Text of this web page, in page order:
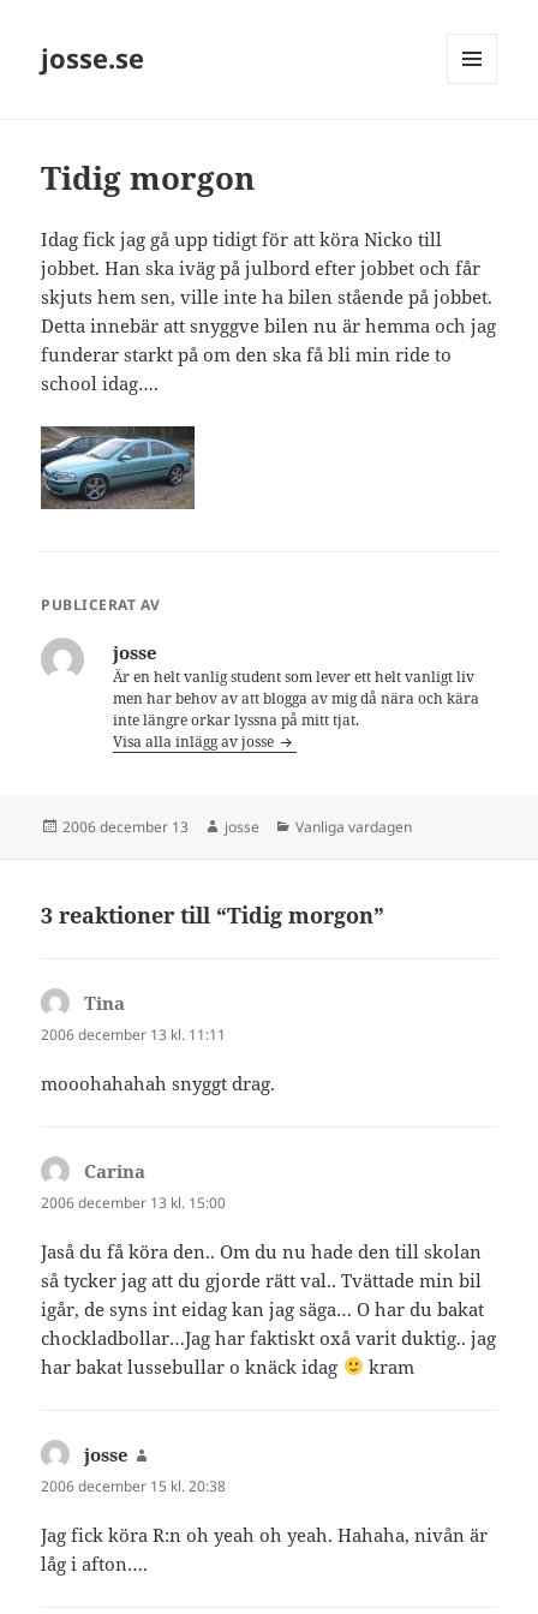
josse.se
Tidig morgon
Idag fick jag gå upp tidigt för att köra Nicko till
jobbet. Han ska iväg på julbord efter jobbet och får
skjuts hem sen, ville inte ha bilen stående på jobbet.
Detta innebär att snyggve bilen nu är hemma och jag
funderar starkt på om den ska få bli min ride to
school idag….
PUBLICERAT AV
josse
Är en helt vanlig student som lever ett helt vanligt liv
men har behov av att blogga av mig då nära och kära
inte längre orkar lyssna på mitt tjat.
Visa alla inlägg av josse
Postat
2006 december 13 Författare
josse Kategorier
Vanliga vardagen
3 reaktioner till “Tidig morgon”
Tina
2006 december 13 kl. 11:11
mooohahahah snyggt drag.
Carina
2006 december 13 kl. 15:00
Jaså du få köra den.. Om du nu hade den till skolan
så tycker jag att du gjorde rätt val.. Tvättade min bil
igår, de syns int eidag kan jag säga… O har du bakat
chockladbollar…Jag har faktiskt oxå varit duktig.. jag
har bakat lussebullar o knäck idag
kram
josse
2006 december 15 kl. 20:38
Jag fick köra R:n oh yeah oh yeah. Hahaha, nivån är
låg i afton….